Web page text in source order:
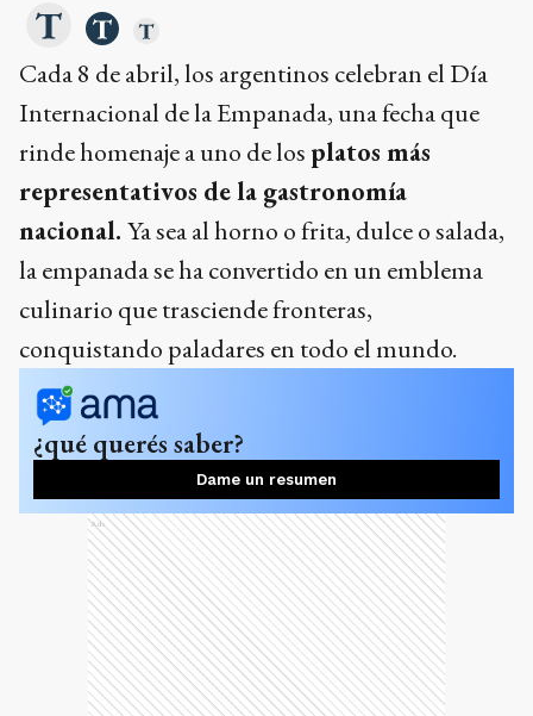
Cada 8 de abril, los argentinos celebran el Día
Internacional de la Empanada, una fecha que
rinde homenaje a uno de los platos más
representativos de la gastronomía
nacional. Ya sea al horno o frita, dulce o salada,
la empanada se ha convertido en un emblema
culinario que trasciende fronteras,
conquistando paladares en todo el mundo.
¿qué querés saber?
Dame un resumen
Ads